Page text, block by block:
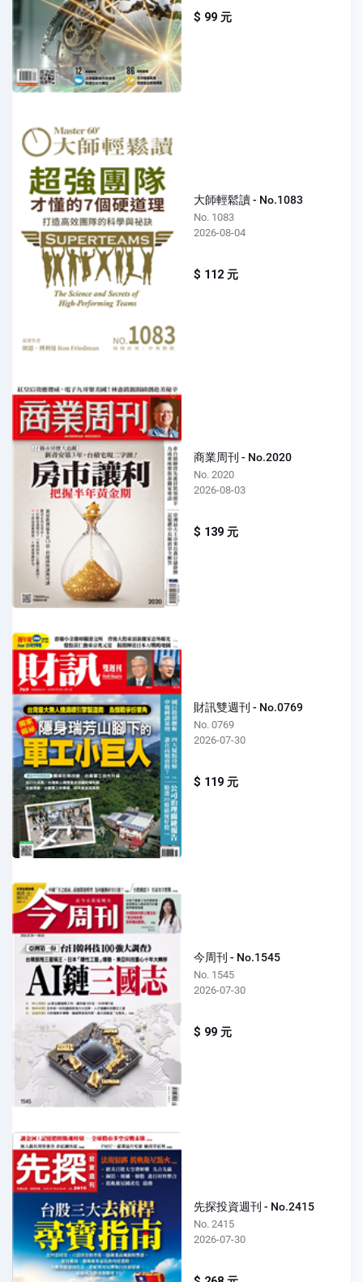
$ 99 元
大師輕鬆讀 - No.1083
No. 1083
2026-08-04
$ 112 元
商業周刊 - No.2020
No. 2020
2026-08-03
$ 139 元
財訊雙週刊 - No.0769
No. 0769
2026-07-30
$ 119 元
今周刊 - No.1545
No. 1545
2026-07-30
$ 99 元
先探投資週刊 - No.2415
No. 2415
2026-07-30